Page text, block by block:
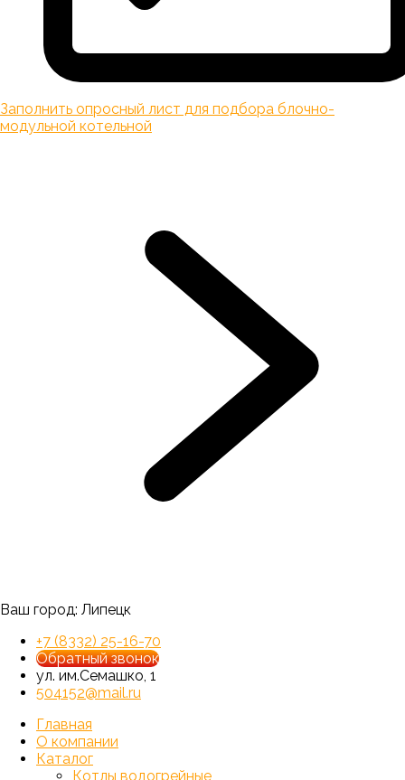
Заполнить опросный лист для подбора блочно-
модульной котельной
Ваш город: Липецк
+7 (8332) 25-16-70
Обратный звонок
ул. им.Семашко, 1
504152@mail.ru
Главная
О компании
Каталог
Котлы водогрейные